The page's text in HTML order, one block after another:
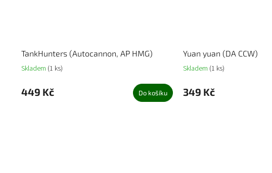
TankHunters (Autocannon, AP HMG)
Skladem (1 ks)
449 Kč Do košíku
Yuan yuan (DA CCW)
Skladem (1 ks)
349 Kč